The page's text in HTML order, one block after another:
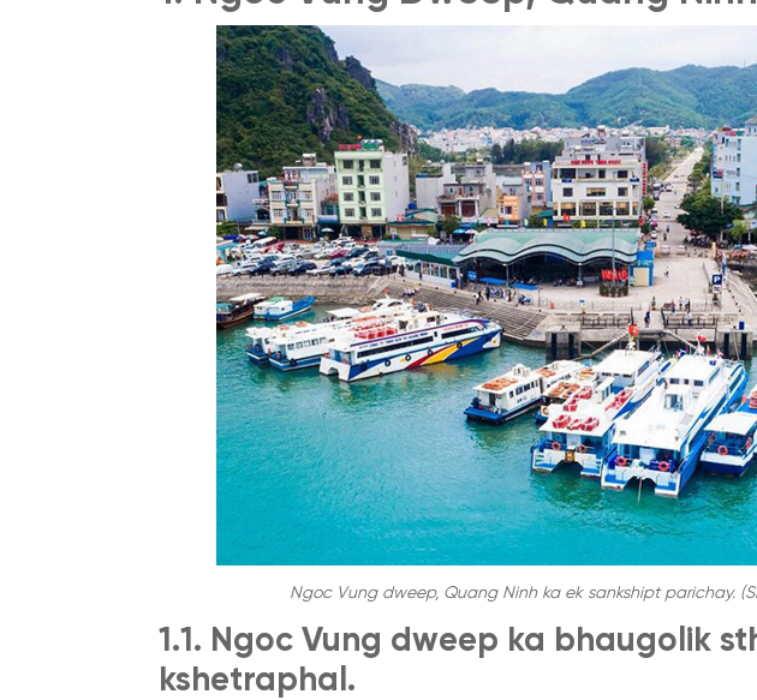
Ngoc Vung dweep, Quang Ninh ka ek sankshipt parichay.
1.1. Ngoc Vung dweep ka bhaugolik
kshetraphal.